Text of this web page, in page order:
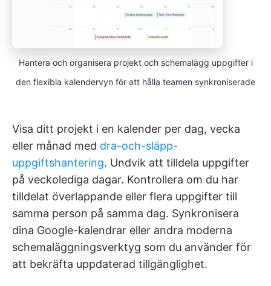
Hantera och organisera projekt och schemalägg uppgifter i
den flexibla kalendervyn för att hålla teamen synkroniserade
Visa ditt projekt i en kalender per dag, vecka
eller månad med dra-och-släpp-
uppgiftshantering. Undvik att tilldela uppgifter
på veckolediga dagar. Kontrollera om du har
tilldelat överlappande eller flera uppgifter till
samma person på samma dag. Synkronisera
dina Google-kalendrar eller andra moderna
schemaläggningsverktyg som du använder för
att bekräfta uppdaterad tillgänglighet.